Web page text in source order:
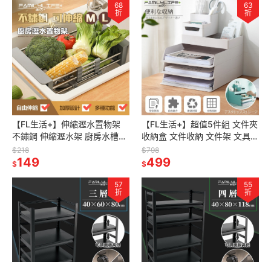
68
折
【FL生活+】伸縮瀝水置物架
不鏽鋼 伸縮瀝水架 廚房水槽置
物架 廚房瀝水架 水槽收納架 水
槽瀝水架 碗盤收納瀝水架
$218
$149
63
折
【FL生活+】超值5件組 文件夾
收納盒 文件收納 文件架 文具收
納盒 桌上收納 桌上收納盒 辦公
室收納 桌上文件收納
$798
$499
57
折
55
折